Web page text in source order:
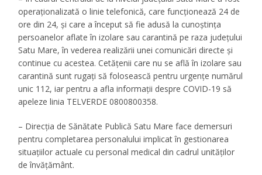
operaționalizată o linie telefonică, care funcționează 24 de
ore din 24, și care a început să fie adusă la cunoștința
persoanelor aflate în izolare sau carantină pe raza județului
Satu Mare, în vederea realizării unei comunicări directe și
continue cu acestea. Cetățenii care nu se află în izolare sau
carantină sunt rugați să folosească pentru urgențe numărul
unic 112, iar pentru a afla informații despre COVID-19 să
apeleze linia TELVERDE 0800800358.
– Direcția de Sănătate Publică Satu Mare face demersuri
pentru completarea personalului implicat în gestionarea
situațiilor actuale cu personal medical din cadrul unităților
de învățământ.